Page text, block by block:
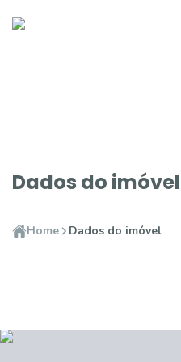
Dados do imóvel
Home Dados do imóvel